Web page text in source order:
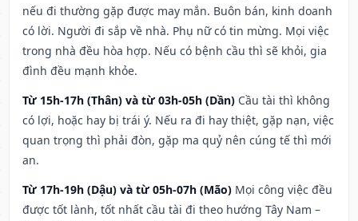
nếu đi thường gặp được may mắn. Buôn bán, kinh doanh
có lời. Người đi sắp về nhà. Phụ nữ có tin mừng. Mọi việc
trong nhà đều hòa hợp. Nếu có bệnh cầu thì sẽ khỏi, gia
đình đều mạnh khỏe.
Từ 15h-17h (Thân) và từ 03h-05h (Dần) Cầu tài thì không
có lợi, hoặc hay bị trái ý. Nếu ra đi hay thiệt, gặp nạn, việc
quan trọng thì phải đòn, gặp ma quỷ nên cúng tế thì mới
an.
Từ 17h-19h (Dậu) và từ 05h-07h (Mão) Mọi công việc đều
được tốt lành, tốt nhất cầu tài đi theo hướng Tây Nam –